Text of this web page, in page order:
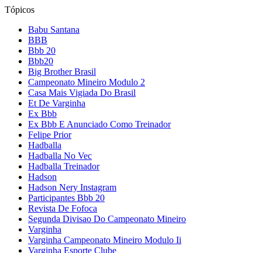
Tópicos
Babu Santana
BBB
Bbb 20
Bbb20
Big Brother Brasil
Campeonato Mineiro Modulo 2
Casa Mais Vigiada Do Brasil
Et De Varginha
Ex Bbb
Ex Bbb E Anunciado Como Treinador
Felipe Prior
Hadballa
Hadballa No Vec
Hadballa Treinador
Hadson
Hadson Nery Instagram
Participantes Bbb 20
Revista De Fofoca
Segunda Divisao Do Campeonato Mineiro
Varginha
Varginha Campeonato Mineiro Modulo Ii
Varginha Esporte Clube